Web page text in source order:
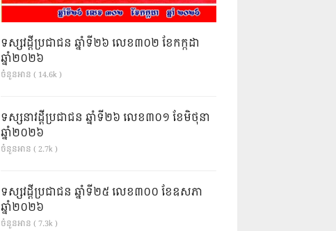
ទស្សវដ្តីប្រជាជន ឆ្នាំទី២៦ លេខ៣០២ ខែកក្កដា
ឆ្នាំ២០២៦
ចំនួនអាន ( 14.6k )
ទស្សនាវដ្ដីប្រជាជន ឆ្នាំទី២៦ លេខ៣០១ ខែមិថុនា
ឆ្នាំ២០២៦
ចំនួនអាន ( 2.7k )
ទស្សវដ្តីប្រជាជន ឆ្នាំទី២៥ លេខ៣០០ ខែឧសភា
ឆ្នាំ២០២៦
ចំនួនអាន ( 7.3k )